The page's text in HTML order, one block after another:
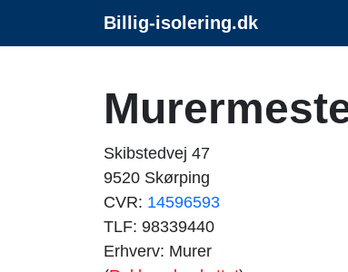
Billig-isolering.dk
Skibstedvej 47
9520 Skørping
CVR: 14596593
TLF: 98339440
Erhverv: Murer